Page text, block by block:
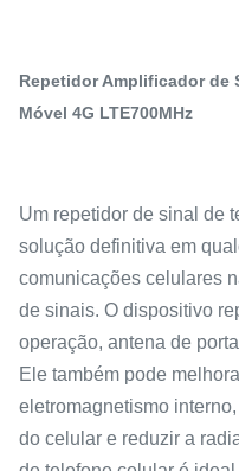
Repetidor Amplificador de
Móvel 4G LTE700MHz
Um repetidor de sinal de
solução definitiva em
comunicações celulares
de sinais. O dispositivo
operação, antena de
Ele também pode
eletromagnetismo
do celular e reduzir a